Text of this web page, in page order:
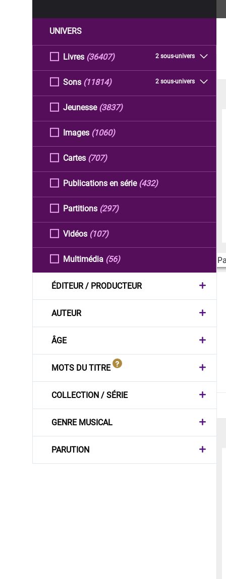
UNIVERS
Livres 2 sous-univers
(36407)
Sons 2 sous-univers
(11814)
Jeunesse (3837)
Images (1060)
Cartes (707)
Publications en série (432)
Partitions (297)
Vidéos (107)
Multimédia (56)
ÉDITEUR / PRODUCTEUR
AUTEUR
ÂGE
MOTS DU TITRE
COLLECTION / SÉRIE
GENRE MUSICAL
PARUTION